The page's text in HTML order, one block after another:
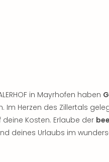
in Mayrhofen haben
Im Herzen des Zillertals
Kosten. Erlaube der
deines Urlaubs im